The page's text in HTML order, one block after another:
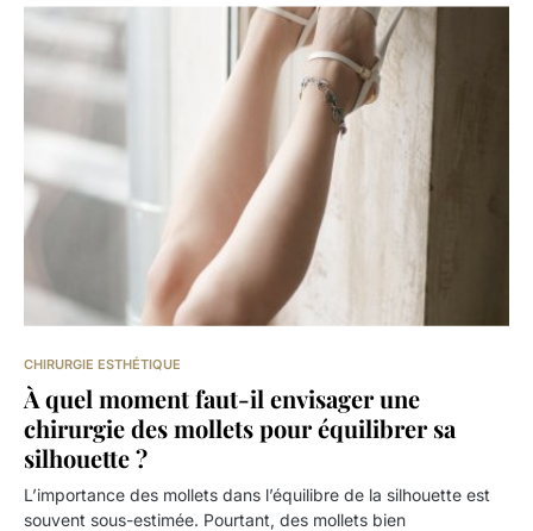
CHIRURGIE ESTHÉTIQUE
À quel moment faut-il envisager une
chirurgie des mollets pour équilibrer sa
silhouette ?
L’importance des mollets dans l’équilibre de la silhouette est
souvent sous-estimée. Pourtant, des mollets bien